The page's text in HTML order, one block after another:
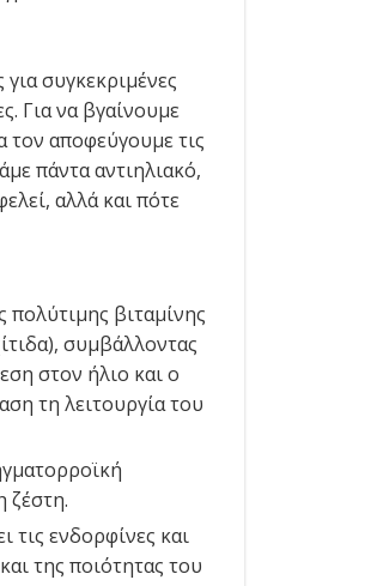
συγκεκριμένες
Για να βγαίνουμε
τον αποφεύγουμε τις
πάντα αντιηλιακό,
αλλά και πότε
πολύτιμης βιταμίνης
συμβάλλοντας
στον ήλιο και ο
τη λειτουργία του
ζέστη.
τις ενδορφίνες και
της ποιότητας του